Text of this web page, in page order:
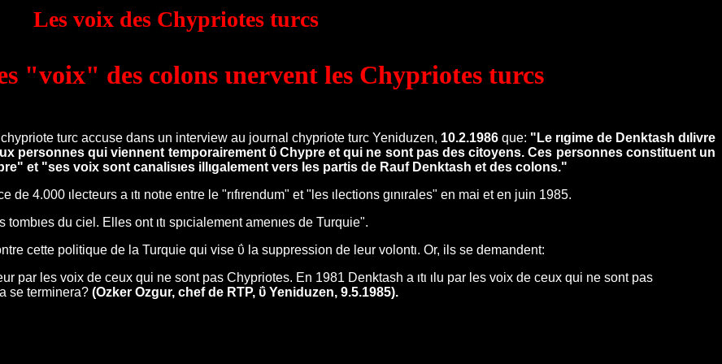
Les voix des Chypriotes turcs
"voix" des colons ιnervent les Chypriotes turcs
turc accuse dans un interview au journal chypriote turc Yeniduzen, 10.2.1986 que: "Le rιgime de Denktash dιlivre
personnes qui viennent temporairement ΰ Chypre et qui ne sont pas des citoyens. Ces personnes constituent un
et "ses voix sont canalisιes illιgalement vers les partis de Rauf Denktash et des colons."
de 4.000 ιlecteurs a ιtι notιe entre le "rιfιrendum" et "les ιlections gιnιrales" en mai et en juin 1985.
du ciel. Elles ont ιtι spιcialement amenιes de Turquie".
cette politique de la Turquie qui vise ΰ la suppression de leur volontι. Or, ils se demandent:
par les voix de ceux qui ne sont pas Chypriotes. En 1981 Denktash a ιtι ιlu par les voix de ceux qui ne sont pas
se terminera? (Ozker Ozgur, chef de RTP, ΰ Yeniduzen, 9.5.1985).